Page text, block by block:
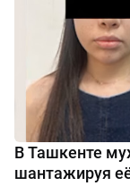
В Ташкенте
шантажируя